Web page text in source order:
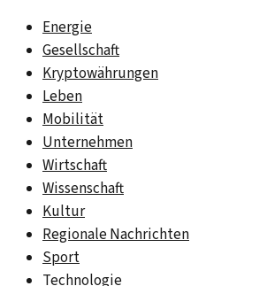
Energie
Gesellschaft
Kryptowährungen
Leben
Mobilität
Unternehmen
Wirtschaft
Wissenschaft
Kultur
Regionale Nachrichten
Sport
Technologie